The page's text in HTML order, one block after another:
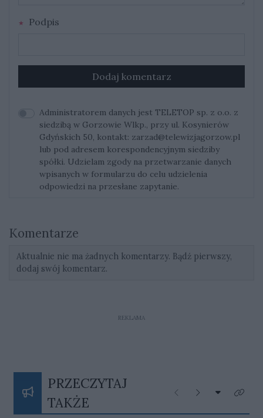
Podpis
Dodaj komentarz
Administratorem danych jest TELETOP sp. z o.o. z
siedzibą w Gorzowie Wlkp., przy ul. Kosynierów
Gdyńskich 50, kontakt: zarzad@telewizjagorzow.pl
lub pod adresem korespondencyjnym siedziby
spółki. Udzielam zgody na przetwarzanie danych
wpisanych w formularzu do celu udzielenia
odpowiedzi na przesłane zapytanie.
Komentarze
Aktualnie nie ma żadnych komentarzy. Bądź pierwszy,
dodaj swój komentarz.
REKLAMA
PRZECZYTAJ
TAKŻE
Poprzednie
Następne
Rozwiń
Kliknij